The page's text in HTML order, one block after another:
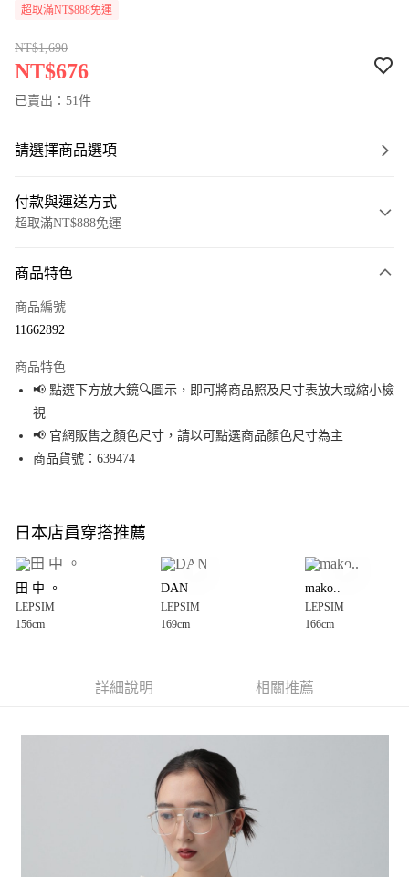
超取滿NT$888免運
NT$1,690
NT$676
已賣出：51件
請選擇商品選項
付款與運送方式
超取滿NT$888免運
信用卡一次付款
Apple Pay
街口支付
悠遊付
全盈+PAY
大哥付你分期
【大哥付你分期使用說明】
1.本服務由台灣大哥大提供，台灣大哥大用戶可立即使用無須另外申請。
2.付款方式選擇「大哥付你分期」，訂單成立後會自動跳轉到大哥付的交易
3.實際核准額度、可分期數及費用金額請依後續交易確認頁面所載為準。
4.訂單成立30分鐘內，如未前往確認交易或遇審核未通過，訂單將自動取
1.分期款項不併入電信帳單，「大哥付你分期」於每月結算日後寄送繳費提
2.透過簡訊連結打開帳單後，可選擇「超商條碼／台灣大直營門市／銀行轉
帳／街口支付／iPASS MONEY」等通路繳費。
1.本服務係由「台灣大哥大股份有限公司」（以下簡稱本公司）所提供，讓
AFTEE先享後付
３．安心：先確認商品／服務後，再付款。
【「AFTEE先享後付」結帳流程】
１．於結帳方式選擇「AFTEE先享後付」後，將跳轉至「AFTEE先享後付」
結帳頁面，進行簡訊認證並確認金額後，即可完成結帳。
２．訂單成立數日內，您將收到繳費通知簡訊。
３．收到繳費通知簡訊後14天內，點擊此簡訊中的連結，可透過四大超商／
ATM／網路銀行／等多元方式進行付款，方視為交易完成。
※ 請注意：結帳手續完成當下不需立刻繳費，但若您需要取消訂單，請聯絡
每筆NT$80，滿NT$888(含以上)免運費
每筆NT$80，滿NT$888(含以上)免運費
每筆NT$80，滿NT$1,500(含以上)免運費
商品特色
商品編號
11662892
商品特色
📢 點選下方放大鏡🔍圖示，即可將商品照及尺寸表放大或縮小檢
視
📢 官網販售之顏色尺寸，請以可點選商品顏色尺寸為主
商品貨號：639474
日本店員穿搭推薦
田 中 。
LEPSIM
156cm
DAN
LEPSIM
169cm
mako..
LEPSIM
166cm
詳細說明 相關推薦